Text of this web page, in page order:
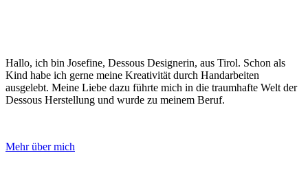
Hallo, ich bin Josefine, Dessous Designerin, aus Tirol. Schon als
Kind habe ich gerne meine Kreativität durch Handarbeiten
ausgelebt. Meine Liebe dazu führte mich in die traumhafte Welt der
Dessous Herstellung und wurde zu meinem Beruf.
Mehr über mich